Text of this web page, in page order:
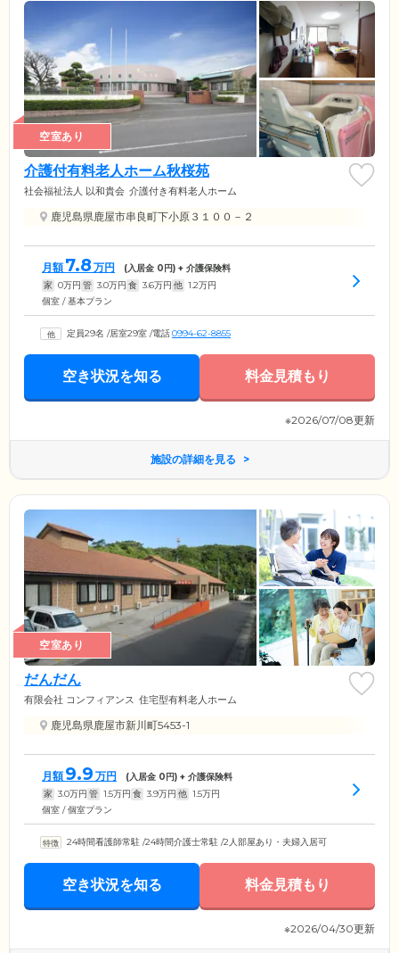
空室あり
介護付有料老人ホーム秋桜苑
社会福祉法人 以和貴会 介護付き有料老人ホーム
鹿児島県鹿屋市串良町下小原３１００－２
月額 7.8 万円 (入居金 0円) + 介護保険料
家 0万円 管 3.0万円 食 3.6万円 他 1.2万円
個室 / 基本プラン
定員29名 /居室29室 /電話0994-62-8855
空き状況を知る 料金見積もり
※2026/07/08更新
施設の詳細を見る
空室あり
だんだん
有限会社 コンフィアンス 住宅型有料老人ホーム
鹿児島県鹿屋市新川町5453-1
月額 9.9 万円 (入居金 0円) + 介護保険料
家 3.0万円 管 1.5万円 食 3.9万円 他 1.5万円
個室 / 個室プラン
24時間看護師常駐 /24時間介護士常駐 /2人部屋あり・夫婦入居可
空き状況を知る 料金見積もり
※2026/04/30更新